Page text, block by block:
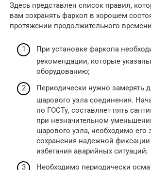
Здесь представлен список правил,
вам сохранять фаркоп в хорошем
протяжении продолжительного
При установке фаркопа
рекомендации, которые
оборудованию;
Периодически нужно замерять
шарового узла соединения.
по ГОСТу, составляет пять
при незначительном
шарового узла, необходимо его
сохранения надежной
избегания аварийных ситуаций;
Необходимо периодически